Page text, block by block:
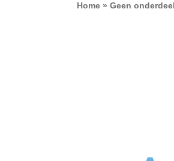
Home » Geen